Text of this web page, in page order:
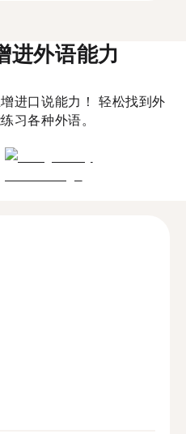
进外语能力
进口说能力！ 轻松找到外
习各种外语。